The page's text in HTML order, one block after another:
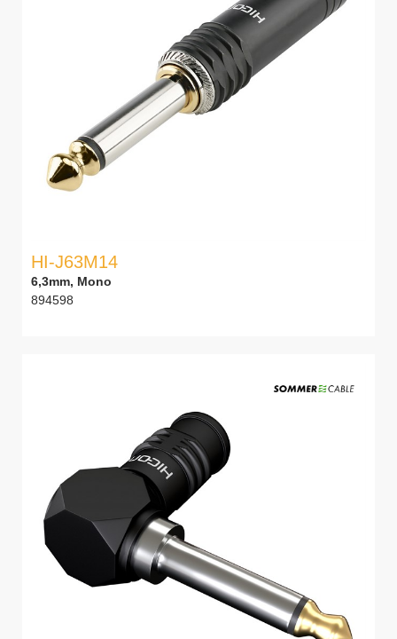
HI-J63M14
6,3mm, Mono
894598